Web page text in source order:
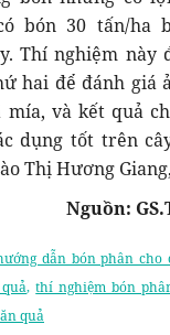
bón 30 tấn/ha
Thí nghiệm
hai để đánh giá
mía, và kết quả
dụng tốt trên
Thị Hương
Nguồn:
dẫn bón phân cho
,thí nghiệm bón
quả